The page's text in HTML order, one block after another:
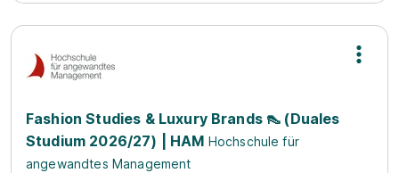
Fashion Studies & Luxury Brands 👠 (Duales
Studium 2026/27) | HAM Hochschule für
angewandtes Management